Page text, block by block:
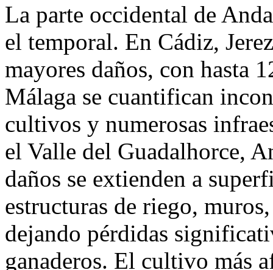
La parte occidental de
el temporal. En Cádiz,
mayores daños, con hasta
Málaga se cuantifican
cultivos y numerosas
el Valle del Guadalhorce,
daños se extienden a
estructuras de riego,
dejando pérdidas
ganaderos. El cultivo más